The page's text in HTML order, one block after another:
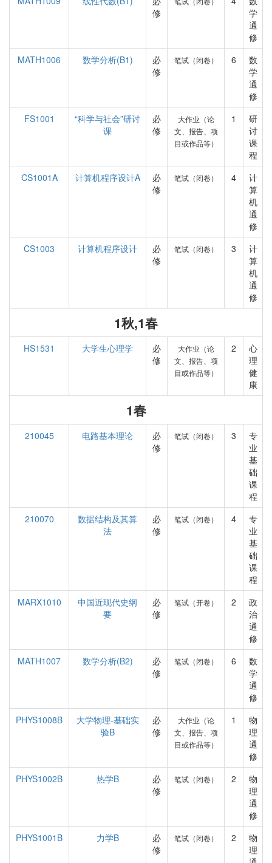
修
学
通
修
MATH1006
数学分析(B1)
必
修
笔试（闭卷） 6
数
学
通
修
FS1001
“科学与社会”研讨
课
必
修
大作业（论
文、报告、项
目或作品等）
1
研
讨
课
程
CS1001A
计算机程序设计A
必
修
笔试（闭卷） 4
计
算
机
通
修
CS1003
计算机程序设计
必
修
笔试（闭卷） 3
计
算
机
通
修
1秋,1春
HS1531 大学生心理学
必
修
大作业（论
文、报告、项
目或作品等）
2
心
理
健
康
1春
210045 电路基本理论
必
修
笔试（闭卷） 3
专
业
基
础
课
程
210070
数据结构及其算
法
必
修
笔试（闭卷） 4
专
业
基
础
课
程
MARX1010
中国近现代史纲
要
必
修
笔试（开卷） 2
政
治
通
修
MATH1007
数学分析(B2)
必
修
笔试（闭卷） 6
数
学
通
修
PHYS1008B
大学物理-基础实
验B
必
修
大作业（论
文、报告、项
目或作品等）
1
物
理
通
修
PHYS1002B
热学B
必
修
笔试（闭卷） 2
物
理
通
修
PHYS1001B
力学B
必
修
笔试（闭卷） 2
物
理